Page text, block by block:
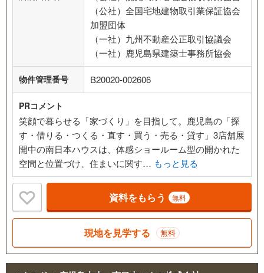
（公社）全国宅地建物取引業保証協会
加盟団体
（一社）九州不動産公正取引協議会
（一社）鹿児島県建築士事務所協会
物件管理番号 B20020-002606
PRコメント
笑顔で暮らせる「家づくり」を目指して。鹿児島の「探
す・借りる・つくる・直す・買う・売る・貸す」3店舗展
開中の南日本ハウスは、体感ショールーム型の開かれた
空間と位置づけ、住まいに関す… もっと見る
資料をもらう 無料
現地を見学する 無料